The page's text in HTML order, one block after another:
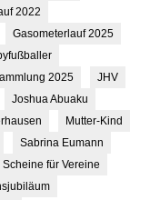
2022
Gasometerlauf 2025
2025
JHV
Joshua Abuaku
Mutter-Kind
Sabrina Eumann
Scheine für Vereine